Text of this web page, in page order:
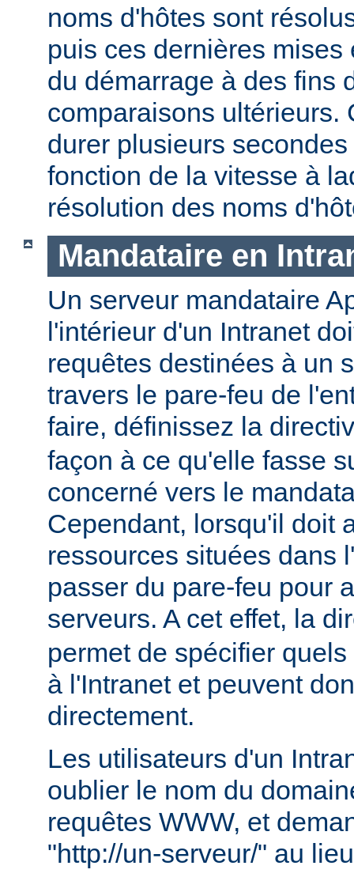
noms d'hôtes sont
puis ces dernières mises
du démarrage à des fins
comparaisons ultérieurs.
durer plusieurs
fonction de la vitesse à
résolution des noms
Mandataire en
Un serveur mandataire
l'intérieur d'un Intranet
requêtes destinées à un
travers le pare-feu de
faire, définissez la
façon à ce qu'elle fasse
concerné vers le
Cependant, lorsqu'il doit
ressources situées dans
passer du pare-feu pour
serveurs. A cet effet, la
permet de spécifier
à l'Intranet et peuvent
directement.
Les utilisateurs d'un
oublier le nom du
requêtes WWW, et
"http://un-serveur/" au